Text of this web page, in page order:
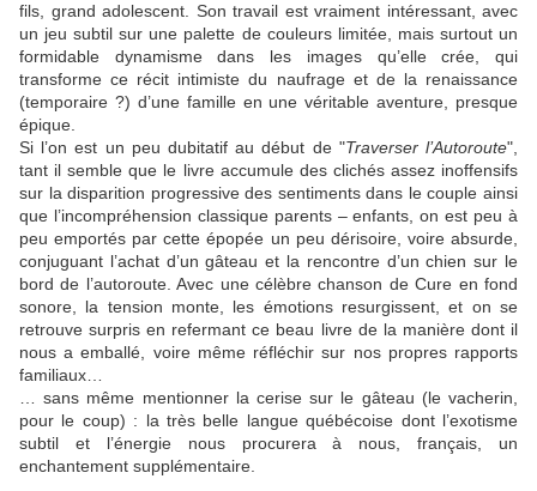
fils, grand adolescent. Son travail est vraiment intéressant, avec
un jeu subtil sur une palette de couleurs limitée, mais surtout un
formidable dynamisme dans les images qu’elle crée, qui
transforme ce récit intimiste du naufrage et de la renaissance
(temporaire ?) d’une famille en une véritable aventure, presque
épique.
Si l’on est un peu dubitatif au début de "Traverser l’Autoroute",
tant il semble que le livre accumule des clichés assez inoffensifs
sur la disparition progressive des sentiments dans le couple ainsi
que l’incompréhension classique parents – enfants, on est peu à
peu emportés par cette épopée un peu dérisoire, voire absurde,
conjuguant l’achat d’un gâteau et la rencontre d’un chien sur le
bord de l’autoroute. Avec une célèbre chanson deCure en fond
sonore, la tension monte, les émotions resurgissent, et on se
retrouve surpris en refermant ce beau livre de la manière dont il
nous a emballé, voire même réfléchir sur nos propres rapports
familiaux…
… sans même mentionner la cerise sur le gâteau (le vacherin,
pour le coup) : la très belle langue québécoise dont l’exotisme
subtil et l’énergie nous procurera à nous, français, un
enchantement supplémentaire.